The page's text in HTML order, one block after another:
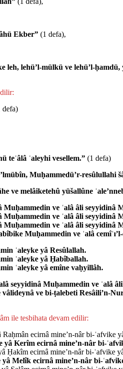
Ekber” (1 defa),
leh, lehü’l-mülkü ve lehü’l-
defa)
teʿâlâ ʿaleyhi vesellem.” (1 defa)
Muḥammedü’r-resûlullahi
melâiketehû yüšallûne
Muḥammedin ve ʿalâ âli seyyidinâ
Muḥammedin ve ʿalâ âli seyyidinâ
Muḥammedin ve ʿalâ âli seyyidinâ
Muḥammedin ve ʿalâ
ʿaleyke yâ Resûlallah.
ʿaleyke yâ Ḥabîballah.
ʿaleyke yâ emîne vaḥyillâh.
seyyidinâ Muḥammedin ve ʿalâ
ve bi-ṭalebeti Resâili’n-
ile tes­bi­hata devam edilir:
ecirnâ mine’n-nâr bi-ʿafvike
yâ Kerîm ecirnâ mine’n-nâr bi-
Ḥakîm ecirnâ mine’n-nâr bi-ʿafvike
yâ Melîk ecirnâ mine’n-nâr bi-